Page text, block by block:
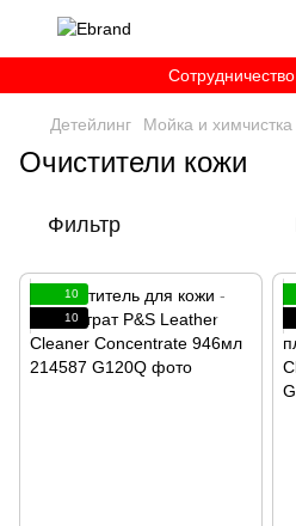
Детейлинг Мойка и
Очистители кожи
Фильтр
10
10